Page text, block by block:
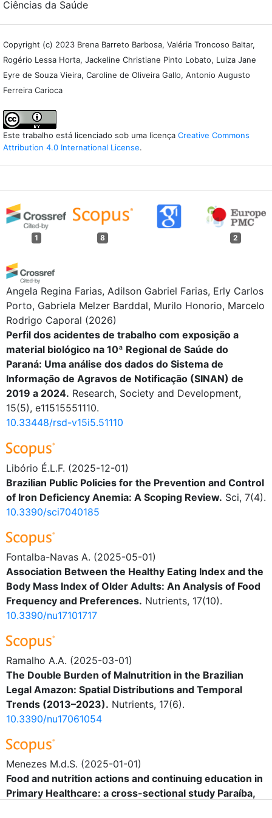
Ciências da Saúde
Copyright (c) 2023 Brena Barreto Barbosa, Valéria Troncoso Baltar,
Rogério Lessa Horta, Jackeline Christiane Pinto Lobato, Luiza Jane
Eyre de Souza Vieira, Caroline de Oliveira Gallo, Antonio Augusto
Ferreira Carioca
Este trabalho está licenciado sob uma licença Creative Commons
Attribution 4.0 International License.
1 8 2
Angela Regina Farias, Adilson Gabriel Farias, Erly Carlos
Porto, Gabriela Melzer Barddal, Murilo Honorio, Marcelo
Rodrigo Caporal (2026)
Perfil dos acidentes de trabalho com exposição a
material biológico na 10ª Regional de Saúde do
Paraná: Uma análise dos dados do Sistema de
Informação de Agravos de Notificação (SINAN) de
2019 a 2024. Research, Society and Development,
15(5), e11515551110.
10.33448/rsd-v15i5.51110
Libório É.L.F. (2025-12-01)
Brazilian Public Policies for the Prevention and Control
of Iron Deficiency Anemia: A Scoping Review. Sci, 7(4).
10.3390/sci7040185
Fontalba-Navas A. (2025-05-01)
Association Between the Healthy Eating Index and the
Body Mass Index of Older Adults: An Analysis of Food
Frequency and Preferences. Nutrients, 17(10).
10.3390/nu17101717
Ramalho A.A. (2025-03-01)
The Double Burden of Malnutrition in the Brazilian
Legal Amazon: Spatial Distributions and Temporal
Trends (2013–2023). Nutrients, 17(6).
10.3390/nu17061054
Menezes M.d.S. (2025-01-01)
Food and nutrition actions and continuing education in
Primary Healthcare: a cross-sectional study Paraíba,